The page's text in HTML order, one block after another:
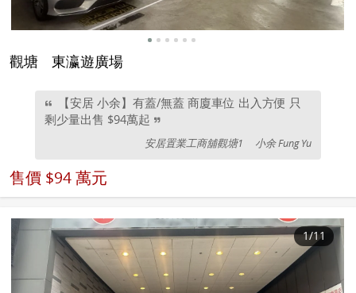
觀塘 東瀛遊廣場
【安居 小余】有蓋/無蓋 商廈車位 出入方便 只
剩少量出售 $94萬起
安居置業工商舖觀塘1 小余 Fung Yu
售價 $94 萬元
1/11